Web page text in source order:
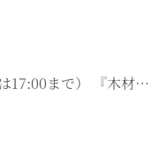
まで） 『木材…